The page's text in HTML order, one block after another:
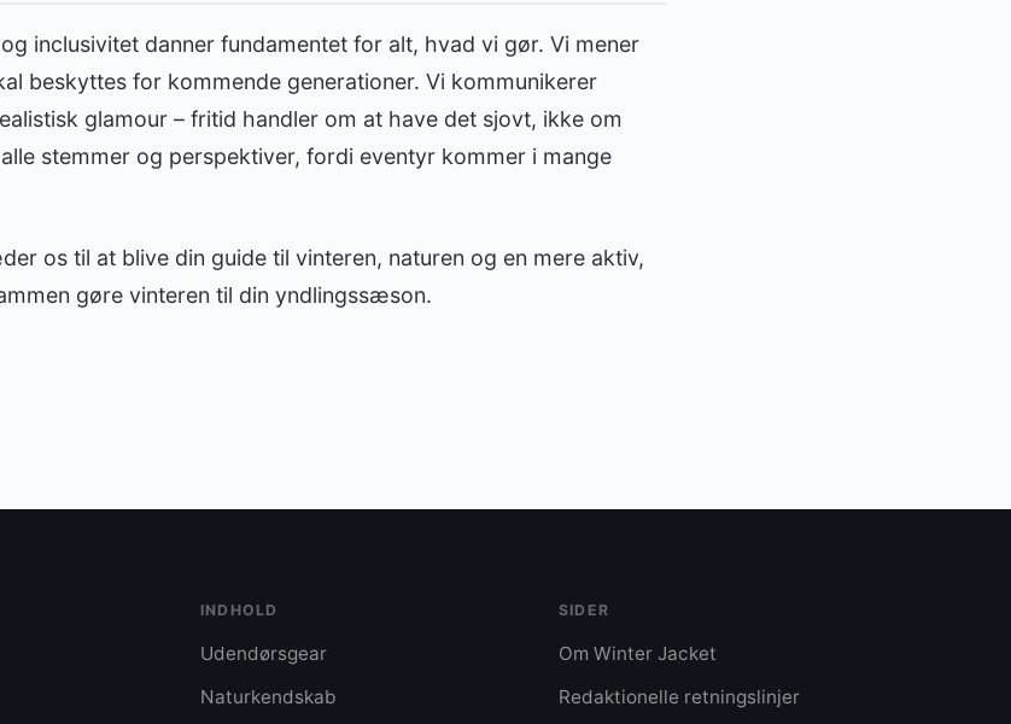
inclusivitet danner fundamentet for alt, hvad vi gør. Vi mener
beskyttes for kommende generationer. Vi kommunikerer
glamour – fritid handler om at have det sjovt, ikke om
stemmer og perspektiver, fordi eventyr kommer i mange
os til at blive din guide til vinteren, naturen og en mere aktiv,
gøre vinteren til din yndlingssæson.
INDHOLD
Udendørsgear
Naturkendskab
SIDER
Om Winter Jacket
Redaktionelle retningslinjer